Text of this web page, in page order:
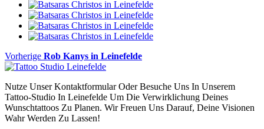
Beitragsnavigation
Vorherige Vorheriger
Beitrag
Rob Kanys in Leinefelde
Nutze Unser Kontaktformular Oder Besuche Uns In Unserem
Tattoo-Studio In Leinefelde Um Die Verwirklichung Deines
Wunschtattoos Zu Planen. Wir Freuen Uns Darauf, Deine Visionen
Wahr Werden Zu Lassen!